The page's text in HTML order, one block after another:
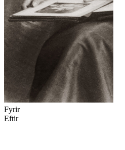
Fyrir
Eftir